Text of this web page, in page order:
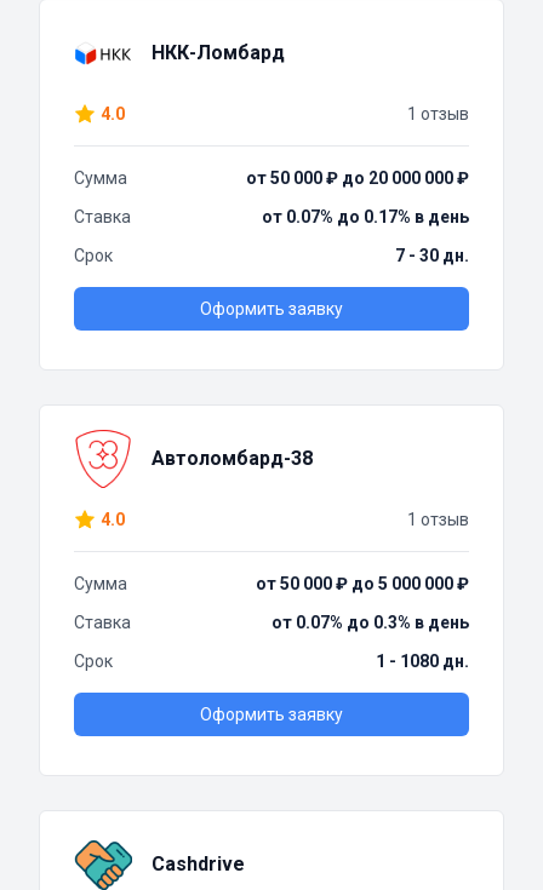
НКК-Ломбард
4.0 1 отзыв
Сумма
от 50 000 ₽ до 20 000 000 ₽
Ставка
от 0.07% до 0.17% в день
Срок
7 - 30 дн.
Оформить заявку
Автоломбард-38
4.0 1 отзыв
Сумма
от 50 000 ₽ до 5 000 000 ₽
Ставка
от 0.07% до 0.3% в день
Срок
1 - 1080 дн.
Оформить заявку
Cashdrive